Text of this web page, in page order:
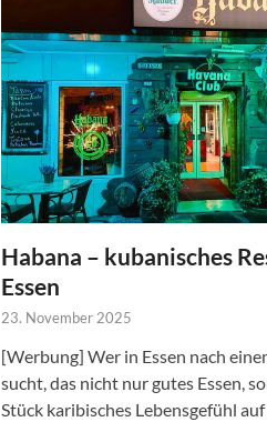
Habana – kubanisches
Essen
23. November 2025
[Werbung] Wer in Essen nach
sucht, das nicht nur gutes Essen,
Stück karibisches Lebensgefühl